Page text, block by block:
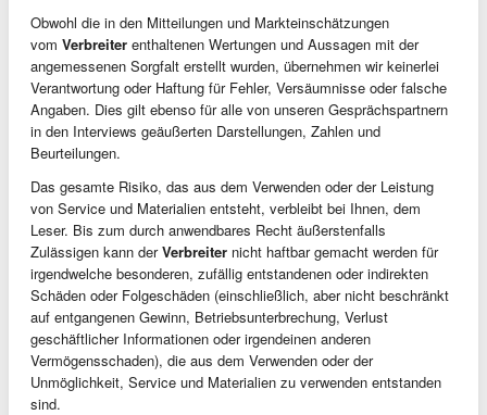
Obwohl die in den Mitteilungen und Markteinschätzungen
vom Verbreiter enthaltenen Wertungen und Aussagen mit der
angemessenen Sorgfalt erstellt wurden, übernehmen wir keinerlei
Verantwortung oder Haftung für Fehler, Versäumnisse oder falsche
Angaben. Dies gilt ebenso für alle von unseren Gesprächspartnern
in den Interviews geäußerten Darstellungen, Zahlen und
Beurteilungen.
Das gesamte Risiko, das aus dem Verwenden oder der Leistung
von Service und Materialien entsteht, verbleibt bei Ihnen, dem
Leser. Bis zum durch anwendbares Recht äußerstenfalls
Zulässigen kann derVerbreiter nicht haftbar gemacht werden für
irgendwelche besonderen, zufällig entstandenen oder indirekten
Schäden oder Folgeschäden (einschließlich, aber nicht beschränkt
auf entgangenen Gewinn, Betriebsunterbrechung, Verlust
geschäftlicher Informationen oder irgendeinen anderen
Vermögensschaden), die aus dem Verwenden oder der
Unmöglichkeit, Service und Materialien zu verwenden entstanden
sind.